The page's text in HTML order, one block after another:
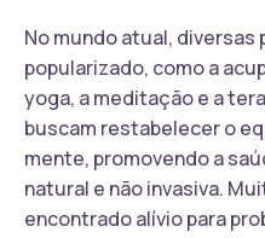
No mundo atual,
popularizado, como a
yoga, a meditação e a
buscam restabelecer o
mente, promovendo a
natural e não invasiva.
encontrado alívio para